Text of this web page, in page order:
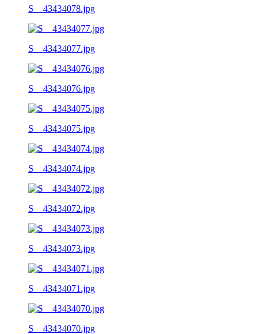
S__43434078.jpg
S__43434077.jpg
S__43434076.jpg
S__43434075.jpg
S__43434074.jpg
S__43434072.jpg
S__43434073.jpg
S__43434071.jpg
S__43434070.jpg